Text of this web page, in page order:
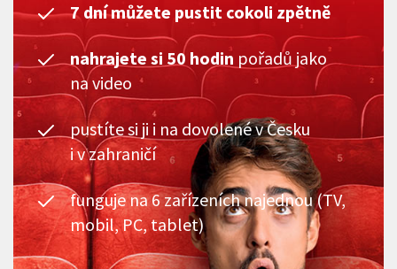
7 dní můžete pustit cokoli zpětně
nahrajete si 50 hodin pořadů jako
na video
pustíte si ji i na dovolené v Česku
i v zahraničí
funguje na 6 zařízeních najednou (TV,
mobil, PC, tablet)